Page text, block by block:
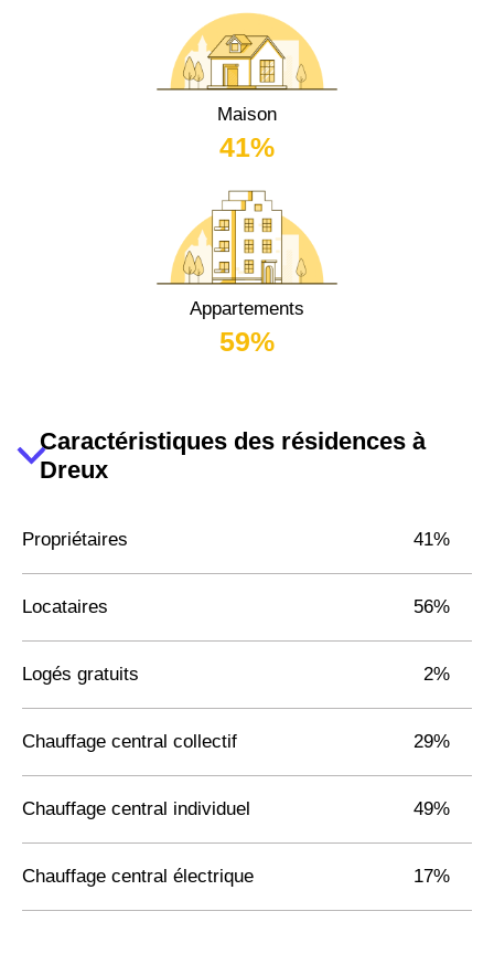
Maison
41%
Appartements
59%
Caractéristiques des résidences à
Dreux
Propriétaires 41%
Locataires 56%
Logés gratuits 2%
Chauffage central collectif 29%
Chauffage central individuel 49%
Chauffage central électrique 17%